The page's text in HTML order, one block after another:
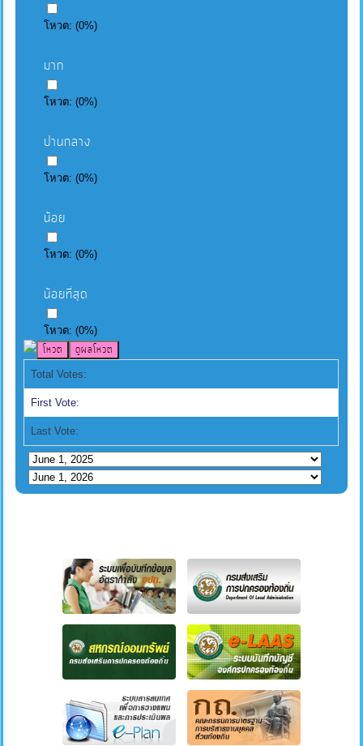
โหวต:(0%)
มาก
โหวต:(0%)
ปานกลาง
โหวต:(0%)
น้อย
โหวต:(0%)
น้อยที่สุด
โหวต:(0%)
Total Votes:
First Vote:
Last Vote: